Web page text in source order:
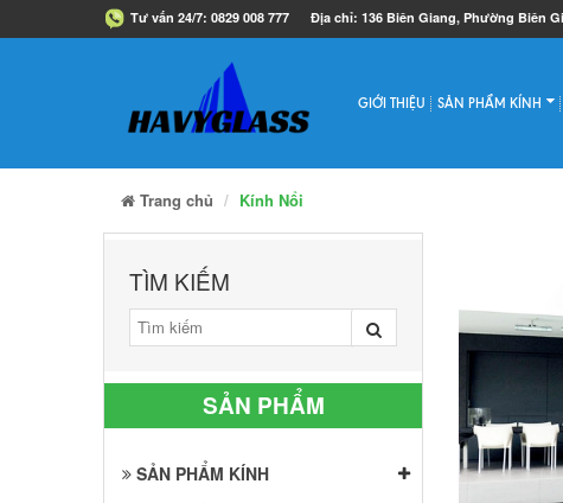
Tư vấn 24/7: 0829 008 777 Địa chỉ: 136 Biên Giang, Phường Biên
GIỚI THIỆU SẢN PHẨM KÍNH
Trang chủ Kính Nổi
TÌM KIẾM
SẢN PHẨM
SẢN PHẨM KÍNH